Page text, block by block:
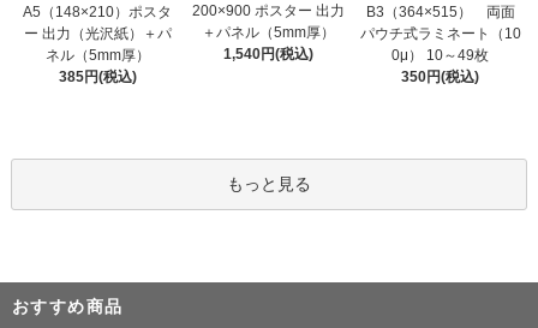
A5（148×210）ポスタ
ー 出力（光沢紙）＋パ
ネル（5mm厚）
385円(税込)
200×900 ポスター 出力
＋パネル（5mm厚）
1,540円(税込)
B3（364×515） 両面
パウチ式ラミネート（10
0μ） 10～49枚
350円(税込)
もっと見る
おすすめ商品